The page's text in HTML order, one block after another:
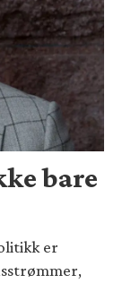
bare
er